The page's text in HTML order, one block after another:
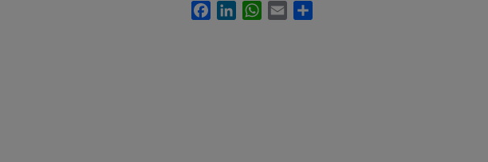
FacebookLinkedInWhatsApp
Email